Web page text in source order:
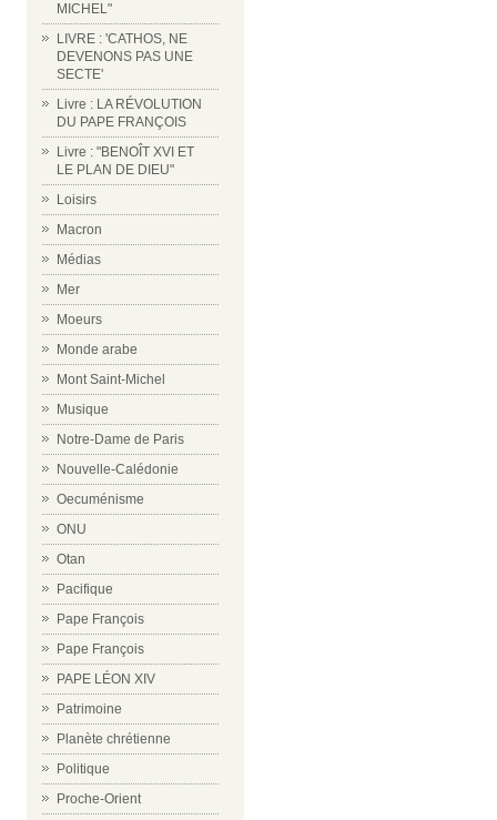
MICHEL"
LIVRE : 'CATHOS, NE
DEVENONS PAS UNE
SECTE'
Livre : LA RÉVOLUTION
DU PAPE FRANÇOIS
Livre : "BENOÎT XVI ET
LE PLAN DE DIEU"
Loisirs
Macron
Médias
Mer
Moeurs
Monde arabe
Mont Saint-Michel
Musique
Notre-Dame de Paris
Nouvelle-Calédonie
Oecuménisme
ONU
Otan
Pacifique
Pape François
Pape François
PAPE LÉON XIV
Patrimoine
Planète chrétienne
Politique
Proche-Orient